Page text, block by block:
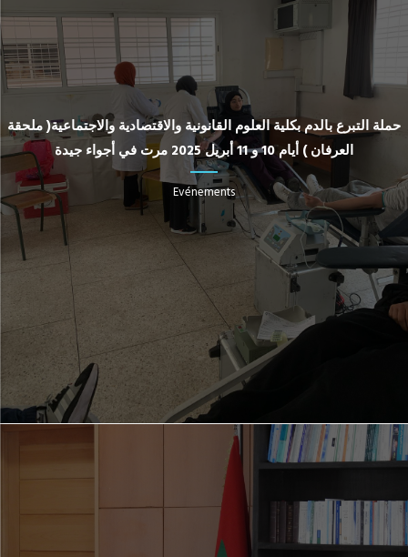
حملة التبرع بالدم بكلية العلوم القانونية والاقتصادية والاجتماعية( ملحقة
العرفان ) أيام 10 و 11 أبريل 2025 مرت في أجواء جيدة
Evénements